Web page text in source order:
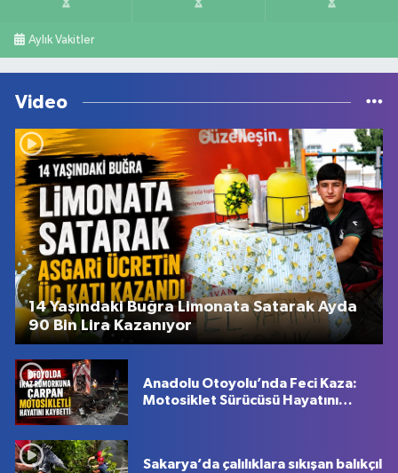
Aylık Vakitler
Video
14 Yaşındaki Buğra Limonata Satarak Ayda
90 Bin Lira Kazanıyor
Anadolu Otoyolu’nda Feci Kaza:
Motosiklet Sürücüsü Hayatını
Sakarya’da çalılıklara sıkışan balıkçıl